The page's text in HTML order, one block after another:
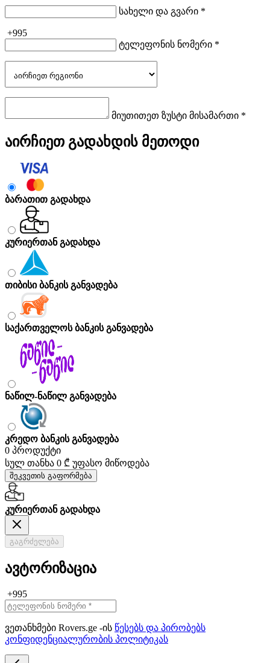
სახელი და გვარი *
+995
ტელეფონის ნომერი *
მიუთითეთ ზუსტი მისამართი *
აირჩიეთ გადახდის მეთოდი
ბარათით გადახდა
კურიერთან გადახდა
თიბისი ბანკის განვადება
საქართველოს ბანკის განვადება
ნაწილ-ნაწილ განვადება
კრედო ბანკის განვადება
0 პროდუქტი
სულ თანხა 0 ₾ უფასო მიწოდება
შეკვეთის გაფორმება
კურიერთან გადახდა
გაგრძელება
ავტორიზაცია
+995
ვეთანხმები Rovers.ge -ის წესებს და პირობებს
კონფიდენციალურობის პოლიტიკას